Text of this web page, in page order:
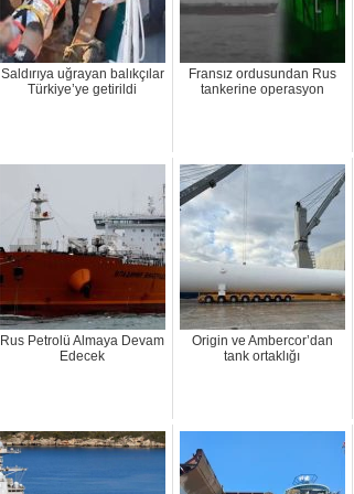
Saldırıya uğrayan balıkçılar
Türkiye’ye getirildi
Fransız ordusundan Rus
tankerine operasyon
Rus Petrolü Almaya Devam
Edecek
Origin ve Ambercor’dan
tank ortaklığı